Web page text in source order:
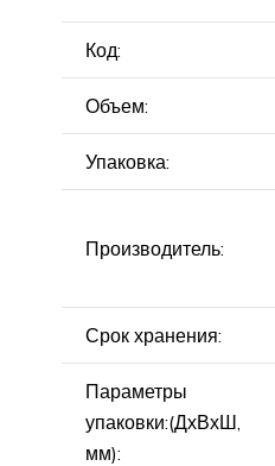
Код:
Объем:
Упаковка:
Производитель:
Срок хранения:
Параметры
упаковки:(ДхВхШ,
мм):